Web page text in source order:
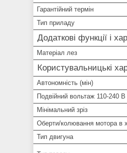
Гарантійний термін
Тип приладу
Додаткові функції і
Матеріал лез
Користувальницькі
Автономність (мін)
Подвійний вольтаж 110-240 В
Мінімальний зріз
Оберти/колювання мотора в
Тип двигуна